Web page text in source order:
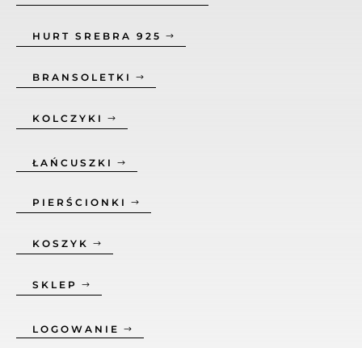
HURT SREBRA 925
BRANSOLETKI
KOLCZYKI
ŁAŃCUSZKI
PIERŚCIONKI
KOSZYK
SKLEP
LOGOWANIE